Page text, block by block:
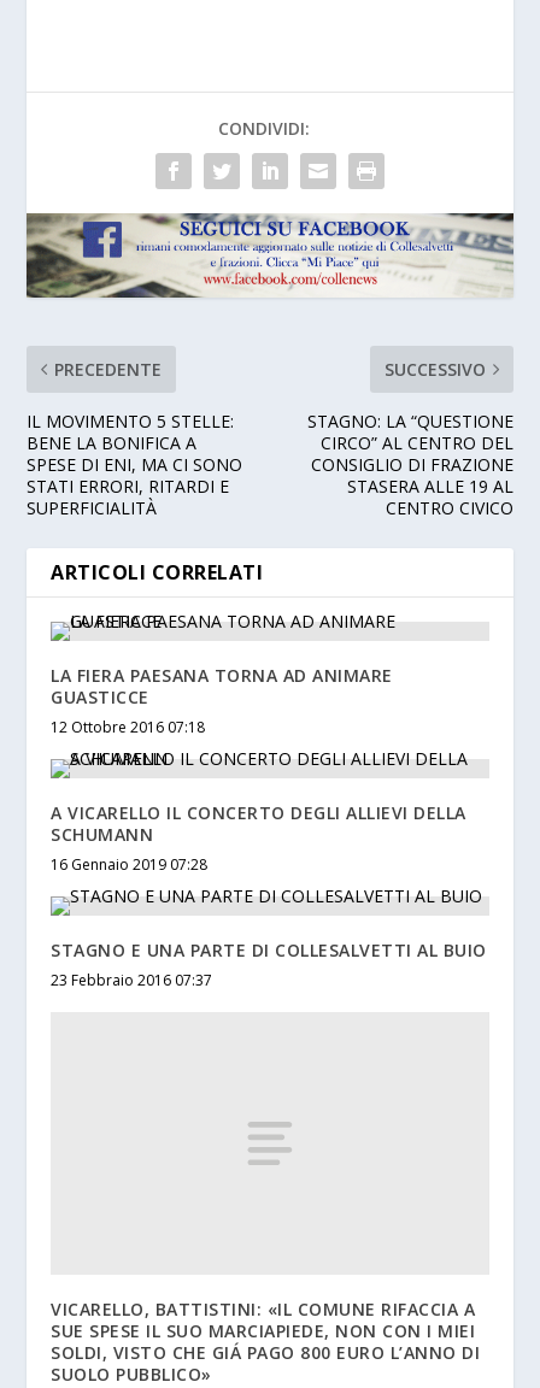
CONDIVIDI:
PRECEDENTE
IL MOVIMENTO 5 STELLE:
BENE LA BONIFICA A
SPESE DI ENI, MA CI SONO
STATI ERRORI, RITARDI E
SUPERFICIALITÀ
SUCCESSIVO
STAGNO: LA “QUESTIONE
CIRCO” AL CENTRO DEL
CONSIGLIO DI FRAZIONE
STASERA ALLE 19 AL
CENTRO CIVICO
ARTICOLI CORRELATI
LA FIERA PAESANA TORNA AD ANIMARE
GUASTICCE
12 Ottobre 2016 07:18
A VICARELLO IL CONCERTO DEGLI ALLIEVI DELLA
SCHUMANN
16 Gennaio 2019 07:28
STAGNO E UNA PARTE DI COLLESALVETTI AL BUIO
23 Febbraio 2016 07:37
VICARELLO, BATTISTINI: «IL COMUNE RIFACCIA A
SUE SPESE IL SUO MARCIAPIEDE, NON CON I MIEI
SOLDI, VISTO CHE GIÁ PAGO 800 EURO L’ANNO DI
SUOLO PUBBLICO»